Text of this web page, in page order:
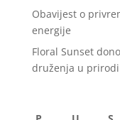
Obavijest o
energije
Floral Sunset
druženja u prirodi